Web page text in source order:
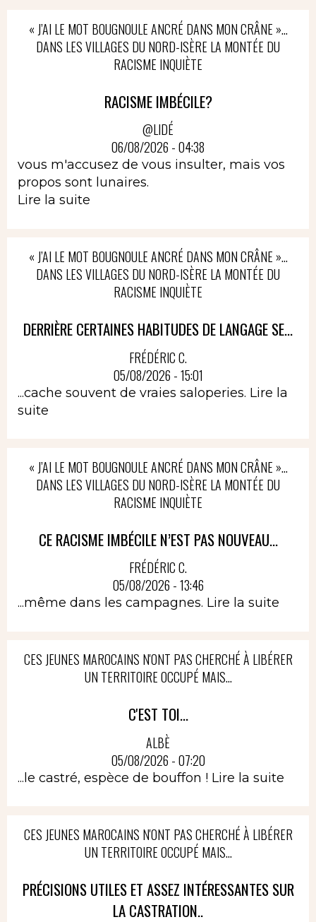
« J’AI LE MOT BOUGNOULE ANCRÉ DANS MON CRÂNE »…
DANS LES VILLAGES DU NORD-ISÈRE LA MONTÉE DU
RACISME INQUIÈTE
RACISME IMBÉCILE?
@LIDÉ
06/08/2026 - 04:38
vous m'accusez de vous insulter, mais vos
propos sont lunaires.
Lire la suite
« J’AI LE MOT BOUGNOULE ANCRÉ DANS MON CRÂNE »…
DANS LES VILLAGES DU NORD-ISÈRE LA MONTÉE DU
RACISME INQUIÈTE
DERRIÈRE CERTAINES HABITUDES DE LANGAGE SE...
FRÉDÉRIC C.
05/08/2026 - 15:01
...cache souvent de vraies saloperies. Lire la
suite
« J’AI LE MOT BOUGNOULE ANCRÉ DANS MON CRÂNE »…
DANS LES VILLAGES DU NORD-ISÈRE LA MONTÉE DU
RACISME INQUIÈTE
CE RACISME IMBÉCILE N’EST PAS NOUVEAU...
FRÉDÉRIC C.
05/08/2026 - 13:46
...même dans les campagnes. Lire la suite
CES JEUNES MAROCAINS N'ONT PAS CHERCHÉ À LIBÉRER
UN TERRITOIRE OCCUPÉ MAIS...
C'EST TOI...
ALBÈ
05/08/2026 - 07:20
...le castré, espèce de bouffon ! Lire la suite
CES JEUNES MAROCAINS N'ONT PAS CHERCHÉ À LIBÉRER
UN TERRITOIRE OCCUPÉ MAIS...
PRÉCISIONS UTILES ET ASSEZ INTÉRESSANTES SUR
LA CASTRATION..